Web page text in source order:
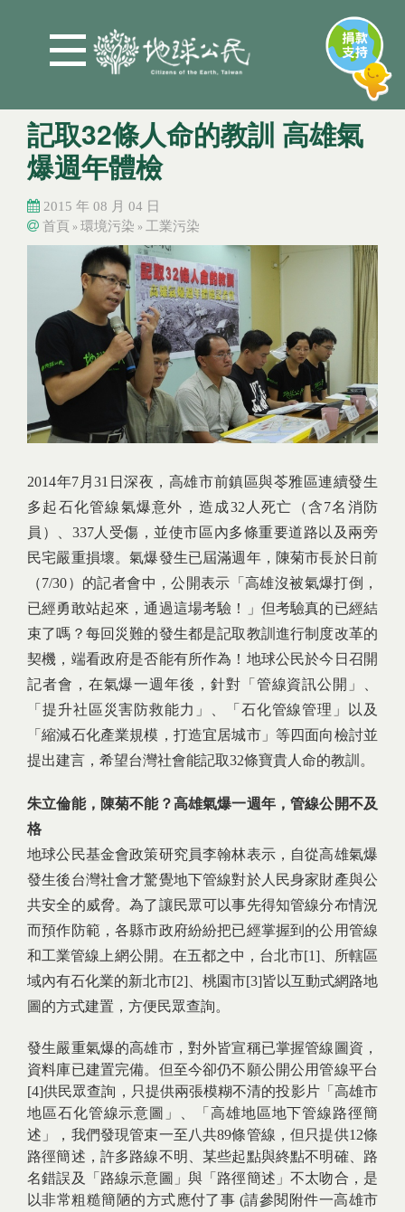
記取32條人命的教訓 高雄氣
爆週年體檢
2015 年 08 月 04 日
您在這裡
首頁 » 環境污染 » 工業污染
您在這裡
2014年7月31日深夜，高雄市前鎮區與苓雅區連續發生
多起石化管線氣爆意外，造成32人死亡（含7名消防
員）、337人受傷，並使市區內多條重要道路以及兩旁
民宅嚴重損壞。氣爆發生已屆滿週年，陳菊市長於日前
（7/30）的記者會中，公開表示「高雄沒被氣爆打倒，
已經勇敢站起來，通過這場考驗！」但考驗真的已經結
束了嗎？每回災難的發生都是記取教訓進行制度改革的
契機，端看政府是否能有所作為！地球公民於今日召開
記者會，在氣爆一週年後，針對「管線資訊公開」、
「提升社區災害防救能力」、「石化管線管理」以及
「縮減石化產業規模，打造宜居城市」等四面向檢討並
提出建言，希望台灣社會能記取32條寶貴人命的教訓。
朱立倫能，陳菊不能？高雄氣爆一週年，管線公開不及
格
地球公民基金會政策研究員李翰林表示，自從高雄氣爆
發生後台灣社會才驚覺地下管線對於人民身家財產與公
共安全的威脅。為了讓民眾可以事先得知管線分布情況
而預作防範，各縣市政府紛紛把已經掌握到的公用管線
和工業管線上網公開。在五都之中，台北市[1]、所轄區
域內有石化業的新北市[2] 、桃園市[3]皆以互動式網路地
圖的方式建置，方便民眾查詢。
發生嚴重氣爆的高雄市，對外皆宣稱已掌握管線圖資，
資料庫已建置完備。但至今卻仍不願公開公用管線平台
[4]供民眾查詢，只提供兩張模糊不清的投影片「高雄市
地區石化管線示意圖」、「高雄地區地下管線路徑簡
述」，我們發現管束一至八共89條管線，但只提供12條
路徑簡述，許多路線不明、某些起點與終點不明確、路
名錯誤及「路線示意圖」與「路徑簡述」不太吻合，是
以非常粗糙簡陋的方式應付了事 (請參閱附件一高雄市